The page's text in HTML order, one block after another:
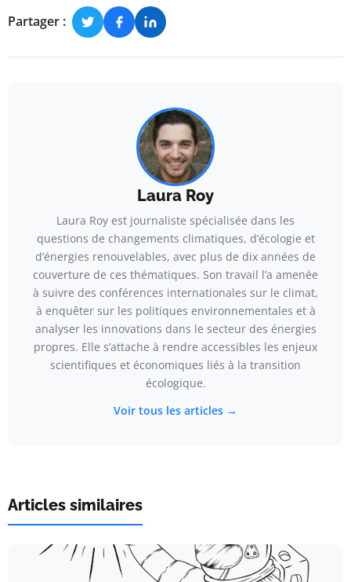
Partager :
Laura Roy
Laura Roy est journaliste spécialisée dans les
questions de changements climatiques, d’écologie et
d’énergies renouvelables, avec plus de dix années de
couverture de ces thématiques. Son travail l’a amenée
à suivre des conférences internationales sur le climat,
à enquêter sur les politiques environnementales et à
analyser les innovations dans le secteur des énergies
propres. Elle s’attache à rendre accessibles les enjeux
scientifiques et économiques liés à la transition
écologique.
Voir tous les articles →
Articles similaires